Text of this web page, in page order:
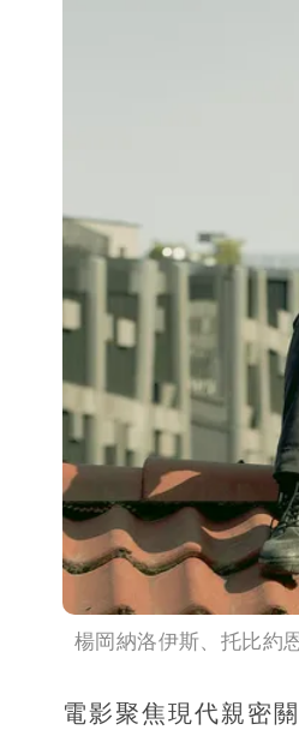
楊岡納洛伊斯、托比約
電影聚焦現代親密